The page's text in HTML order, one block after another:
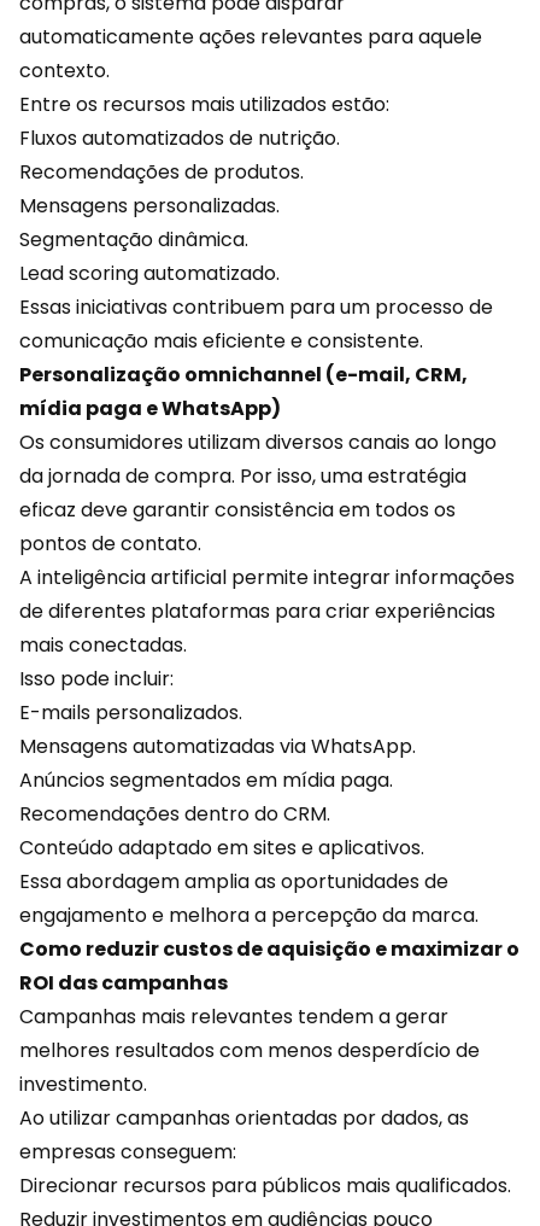
automaticamente ações relevantes para aquele
contexto.
Entre os recursos mais utilizados estão:
Fluxos automatizados de nutrição.
Recomendações de produtos.
Mensagens personalizadas.
Segmentaçãodinâmica.
Lead scoring automatizado.
Essas iniciativas contribuem para um processo de
comunicação mais eficiente e consistente.
Personalização omnichannel (e-mail, CRM,
mídia paga e WhatsApp)
Os consumidores utilizam diversos canais ao longo
da jornada de compra. Por isso, uma estratégia
eficaz deve garantir consistência em todos os
pontos de contato.
A inteligência artificial permite integrar informações
de diferentes plataformas para criar experiências
mais conectadas.
Isso pode incluir:
E-mails personalizados.
Mensagens automatizadas via WhatsApp.
Anúncios segmentados em mídia paga.
Recomendações dentro doCRM.
Conteúdo adaptado em sites e aplicativos.
Essa abordagem amplia as oportunidades de
engajamento e melhora a percepção da marca.
Como reduzir custos de aquisição e maximizar o
ROI das campanhas
Campanhas mais relevantes tendem a gerar
melhores resultados com menos desperdício de
investimento.
Ao utilizar campanhas orientadas por dados, as
empresas conseguem:
Direcionar recursos para públicos mais qualificados.
Reduzir investimentos em audiências pouco